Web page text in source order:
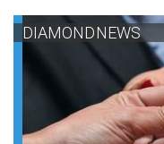
DIAMOND NEWS